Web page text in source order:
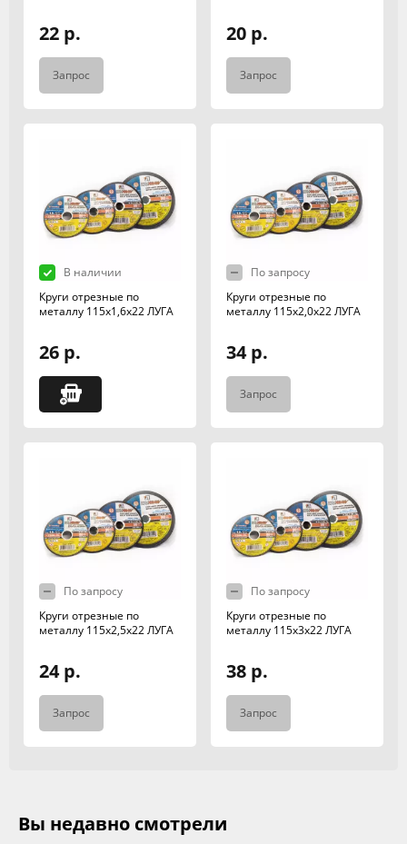
22 р.
Запрос
20 р.
Запрос
В наличии
Круги отрезные по
металлу 115х1,6х22 ЛУГА
26 р.
По запросу
Круги отрезные по
металлу 115х2,0х22 ЛУГА
34 р.
Запрос
По запросу
Круги отрезные по
металлу 115х2,5х22 ЛУГА
24 р.
Запрос
По запросу
Круги отрезные по
металлу 115х3х22 ЛУГА
38 р.
Запрос
Вы недавно смотрели